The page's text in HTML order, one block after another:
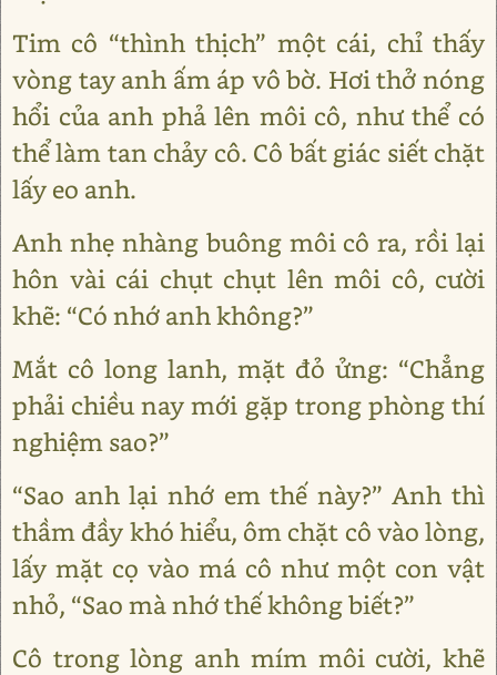
Tim cô “thình thịch” một cái, chỉ thấy
vòng tay anh ấm áp vô bờ. Hơi thở nóng
hổi của anh phả lên môi cô, như thể có
thể làm tan chảy cô. Cô bất giác siết chặt
lấy eo anh.
Anh nhẹ nhàng buông môi cô ra, rồi lại
hôn vài cái chụt chụt lên môi cô, cười
khẽ: “Có nhớ anh không?”
Mắt cô long lanh, mặt đỏ ửng: “Chẳng
phải chiều nay mới gặp trong phòng thí
nghiệm sao?”
“Sao anh lại nhớ em thế này?” Anh thì
thầm đầy khó hiểu, ôm chặt cô vào lòng,
lấy mặt cọ vào má cô như một con vật
nhỏ, “Sao mà nhớ thế không biết?”
Cô trong lòng anh mím môi cười, khẽ